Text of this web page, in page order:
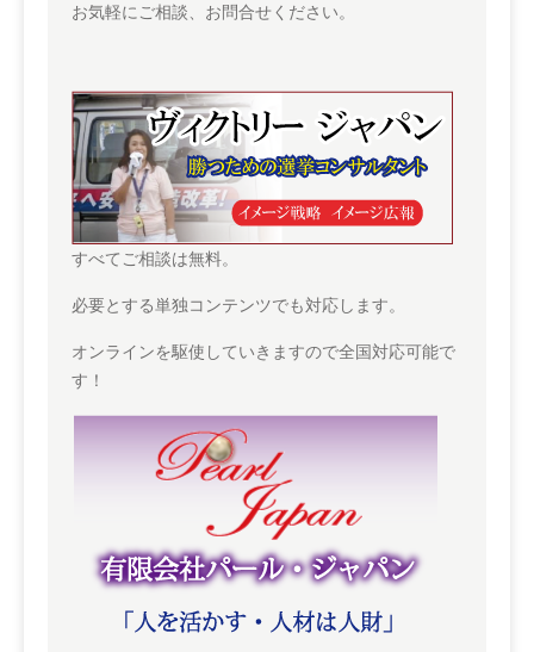
お気軽にご相談、お問合せください。
すべてご相談は無料。
必要とする単独コンテンツでも対応します。
オンラインを駆使していきますので全国対応可能で
す！